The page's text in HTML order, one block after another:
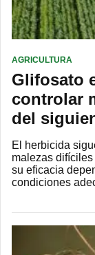
AGRICULTURA
Glifosato
controlar
del
El herbicida
malezas
su eficacia
condiciones